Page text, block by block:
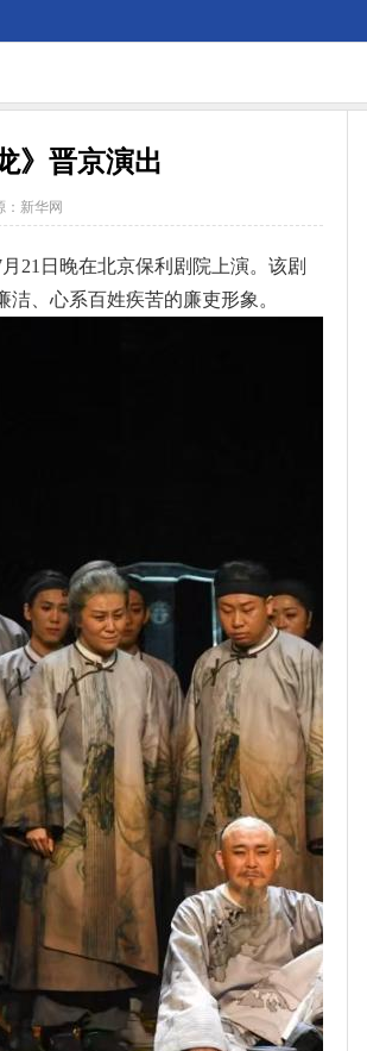
》晋京演出
：新华网
21日晚在北京保利剧院上演。该剧
、心系百姓疾苦的廉吏形象。